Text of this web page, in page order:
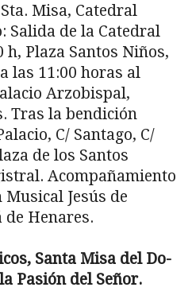
Misa, Catedral
Salida de la Catedral
Plaza Santos Niños,
las 11:00 horas al
Arzobispal,
Tras la ben­dición
C/ Santago, C/
de los Santos
Acompañamiento
Jesús de
de Henares.
Santa Misa del Do­
Pasión del Señor.